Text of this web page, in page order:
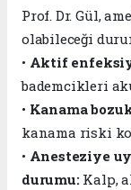
Prof. Dr. Gül,
olabileceği
• Aktif
bademcikleri
• Kanama
kanama riski
• Anesteziye
durumu:Kalp,